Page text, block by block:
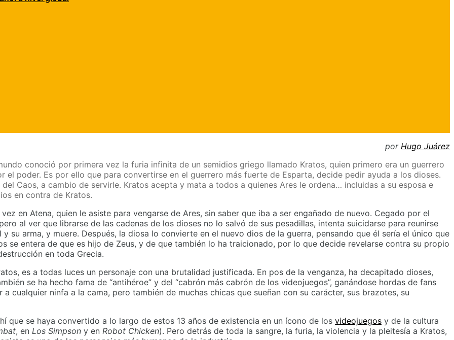
por Hugo Juárez
conoció por primera vez la furia infinita de un semidios griego llamado Kratos, quien primero era un guerrero
el poder. Es por ello que para convertirse en el guerrero más fuerte de Esparta, decide pedir ayuda a los dioses.
Caos, a cambio de servirle. Kratos acepta y mata a todos a quienes Ares le ordena… incluidas a su esposa e
en contra de Kratos.
en Atena, quien le asiste para vengarse de Ares, sin saber que iba a ser engañado de nuevo. Cegado por el
al ver que librarse de las cadenas de los dioses no lo salvó de sus pesadillas, intenta suicidarse para reunirse
su arma, y muere. Después, la diosa lo convierte en el nuevo dios de la guerra, pensando que él sería el único que
se entera de que es hijo de Zeus, y de que también lo ha traicionado, por lo que decide revelarse contra su propio
en toda Grecia.
es a todas luces un personaje con una brutalidad justificada. En pos de la venganza, ha decapitado dioses,
se ha hecho fama de “antihéroe” y del “cabrón más cabrón de los videojuegos”, ganándose hordas de fans
cualquier ninfa a la cama, pero también de muchas chicas que sueñan con su carácter, sus brazotes, su
que se haya convertido a lo largo de estos 13 años de existencia en un ícono de los videojuegos y de la cultura
, en Los Simpson y en Robot Chicken). Pero detrás de toda la sangre, la furia, la violencia y la pleitesía a Kratos,